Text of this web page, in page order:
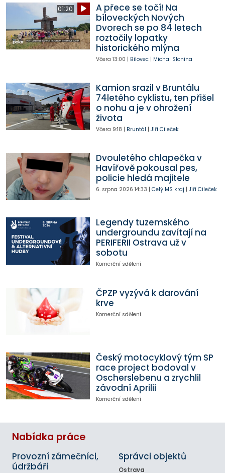
01:20
A přece se točí! Na
bíloveckých Nových
Dvorech se po 84 letech
roztočily lopatky
historického mlýna
Včera 13:00 | Bílovec| Michal Slonina
Kamion srazil v Bruntálu
74letého cyklistu, ten přišel
o nohu a je v ohrožení
života
Včera 9:18 | Bruntál | Jiří Cileček
Dvouletého chlapečka v
Havířově pokousal pes,
policie hledá majitele
6. srpna 2026 14:33 | Celý MS kraj | Jiří Cileček
Legendy tuzemského
undergroundu zavítají na
PERIFERII Ostrava už v
sobotu
Komerční sdělení
ČPZP vyzývá k darování
krve
Komerční sdělení
Český motocyklový tým SP
race project bodoval v
Oscherslebenu a zrychlil
závodní Aprilii
Komerční sdělení
Nabídka práce
Provozní zámečníci,
údržbáři
Správci objektů
Ostrava